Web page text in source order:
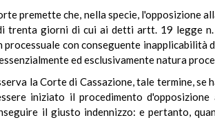
premette che, nella specie, l'opposizione
trenta giorni di cui ai detti artt. 19 legge
processuale con conseguente
ed esclusivamente natura
la Corte di Cassazione, tale termine,
iniziato il procedimento
il giusto indennizzo: e pertanto,